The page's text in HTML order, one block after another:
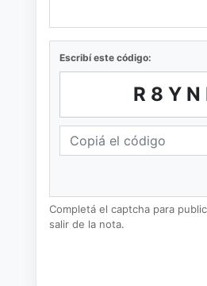
Escribí este código:
Completá el captcha para
salir de la nota.